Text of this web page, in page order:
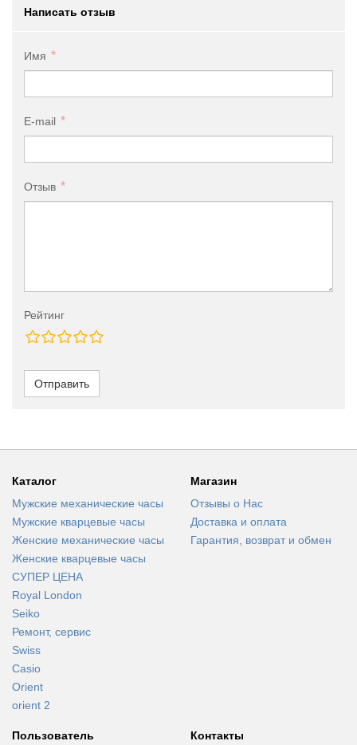
Написать отзыв
Имя
E-mail
Отзыв
Рейтинг
Отправить
Каталог
Мужские механические часы
Мужские кварцевые часы
Женские механические часы
Женские кварцевые часы
СУПЕР ЦЕНА
Royal London
Seiko
Ремонт, сервис
Swiss
Casio
Orient
orient 2
Магазин
Отзывы о Нас
Доставка и оплата
Гарантия, возврат и обмен
Пользователь Контакты